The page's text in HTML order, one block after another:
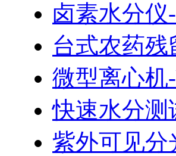
卤素水分仪
台式农药残
微型离心机
快速水分测
紫外可见分